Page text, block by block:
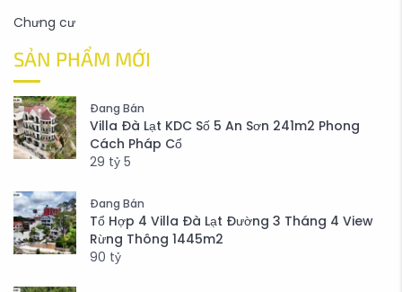
Chưng cư
SẢN PHẨM MỚI
Đang Bán
Villa Đà Lạt KDC Số 5 An Sơn 241m2 Phong
Cách Pháp Cổ
29 tỷ 5
Đang Bán
Tổ Hợp 4 Villa Đà Lạt Đường 3 Tháng 4 View
Rừng Thông 1445m2
90 tỷ